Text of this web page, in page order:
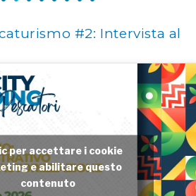
#2: Intervista al
per accettare i cookie
e abilitare questo
contenuto